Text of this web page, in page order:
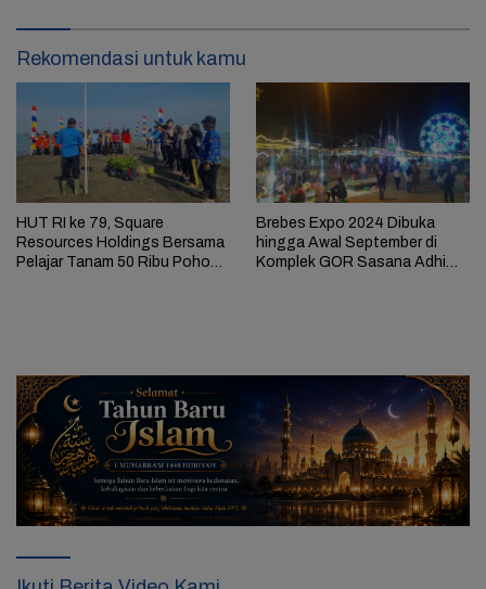
Rekomendasi untuk kamu
HUT RI ke 79, Square
Resources Holdings Bersama
Pelajar Tanam 50 Ribu Pohon
Brebes Expo 2024 Dibuka
hingga Awal September di
Komplek GOR Sasana Adhi